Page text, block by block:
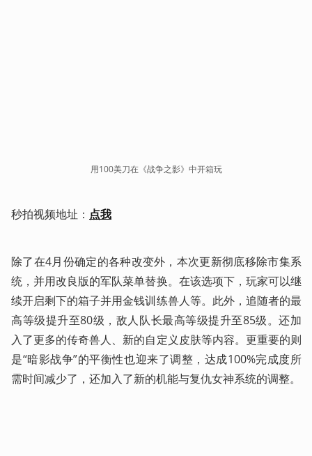
用100美刀在《战争之影》中开箱玩
秒拍视频地址： 点我
除了在4月份确定的各种改变外，本次更新彻底移除市集系
统，并用改良版的军队菜单替换。在该选项下，玩家可以继
续开启剩下的箱子并用金钱训练兽人等。此外，追随者的最
高等级提升至80级，敌人队长最高等级提升至85级。还加
入了更多的传奇兽人、新的自定义皮肤等内容。更重要的则
是“暗影战争”的平衡性也迎来了调整，达成100%完成度所
需时间减少了，还加入了新的机能与复仇女神系统的调整。